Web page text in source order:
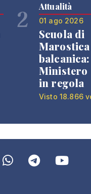
2 Attualità
01 ago 2026
Scuola di
Ministero
in regola
Visto 18.866